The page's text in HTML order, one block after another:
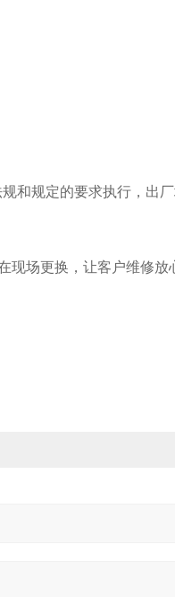
规和规定的要求执行，
现场更换，让客户维修放